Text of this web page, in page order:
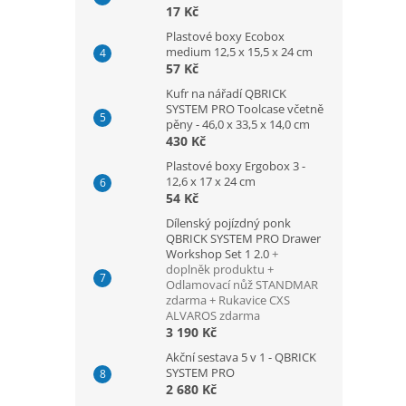
17 Kč
Plastové boxy Ecobox
medium 12,5 x 15,5 x 24 cm
57 Kč
Kufr na nářadí QBRICK
SYSTEM PRO Toolcase včetně
pěny - 46,0 x 33,5 x 14,0 cm
430 Kč
Plastové boxy Ergobox 3 -
12,6 x 17 x 24 cm
54 Kč
Dílenský pojízdný ponk
QBRICK SYSTEM PRO Drawer
Workshop Set 1 2.0+
doplněk produktu +
Odlamovací nůž STANDMAR
zdarma + Rukavice CXS
ALVAROS zdarma
3 190 Kč
Akční sestava 5 v 1 - QBRICK
SYSTEM PRO
2 680 Kč